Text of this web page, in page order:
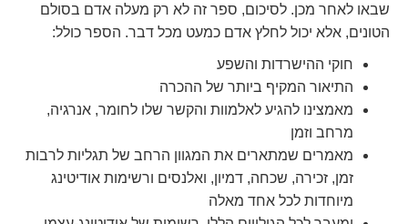
שבאו לאחר מכן. לסיכום, ספר זה לא רק מעלה אדם בסולם
הטונים, אלא יכול לחלץ אדם כמעט מכל דבר. הספר כולל:
חוקי ההישרדות והשפע
התיאור המקיף ביותר של ההכרה
מאמצינו להגיע לאלמוות והקשר שלו לחומר, אנרגיה,
מרחב וזמן
מאמרים שמתארים את המגוון הרחב של תגליות לרבות
זמן, זכירה, שכחה, דמיון, ואלנסים ורשימות אודיטינג
מיוחדות לכל אחד מאלה